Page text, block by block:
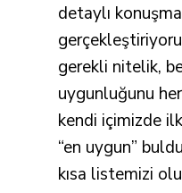
detaylı
gerekli nitelik,
uygunluğunu
kendi içimizde
“en uygun”
kısa listemizi